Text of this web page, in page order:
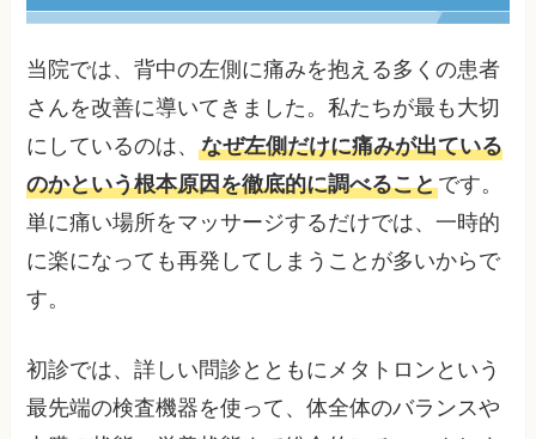
当院では、背中の左側に痛みを抱える多くの患者
さんを改善に導いてきました。私たちが最も大切
にしているのは、なぜ左側だけに痛みが出ている
のかという根本原因を徹底的に調べることです。
単に痛い場所をマッサージするだけでは、一時的
に楽になっても再発してしまうことが多いからで
す。
初診では、詳しい問診とともにメタトロンという
最先端の検査機器を使って、体全体のバランスや